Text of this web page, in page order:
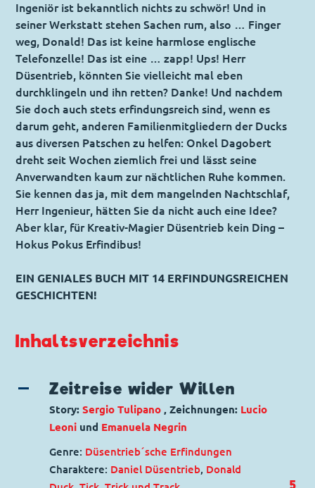
Ingeniör ist bekanntlich nichts zu schwör! Und in
seiner Werkstatt stehen Sachen rum, also … Finger
weg, Donald! Das ist keine harmlose englische
Telefonzelle! Das ist eine … zapp! Ups! Herr
Düsentrieb, könnten Sie vielleicht mal eben
durchklingeln und ihn retten? Danke! Und nachdem
Sie doch auch stets erfindungsreich sind, wenn es
darum geht, anderen Familienmitgliedern der Ducks
aus diversen Patschen zu helfen: Onkel Dagobert
dreht seit Wochen ziemlich frei und lässt seine
Anverwandten kaum zur nächtlichen Ruhe kommen.
Sie kennen das ja, mit dem mangelnden Nachtschlaf,
Herr Ingenieur, hätten Sie da nicht auch eine Idee?
Aber klar, für Kreativ-Magier Düsentrieb kein Ding –
Hokus Pokus Erfindibus!
EIN GENIALES BUCH MIT 14 ERFINDUNGSREICHEN
GESCHICHTEN!
Inhaltsverzeichnis
Zeitreise wider Willen
Story:Sergio Tulipano , Zeichnungen: Lucio
Leoni und Emanuela Negrin
Genre: Düsentrieb´sche Erfindungen
Charaktere: Daniel Düsentrieb, Donald